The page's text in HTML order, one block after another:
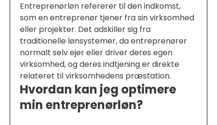
Entreprenørløn refererer til den indkomst,
som en entreprenør tjener fra sin virksomhed
eller projekter. Det adskiller sig fra
traditionelle lønsystemer, da entreprenører
normalt selv ejer eller driver deres egen
virksomhed, og deres indtjening er direkte
relateret til virksomhedens præstation.
Hvordan kan jeg optimere
min entreprenørløn?